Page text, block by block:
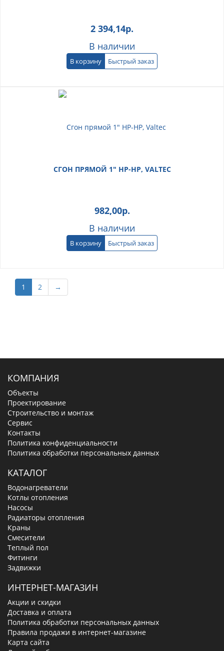
2 394,14р.
В наличии
В корзину Быстрый заказ
СГОН ПРЯМОЙ 1" НР-НР, VALTEC
982,00р.
В наличии
В корзину Быстрый заказ
1 2 →
КОМПАНИЯ
Объекты
Проектирование
Строительство и монтаж
Сервис
Контакты
Политика конфиденциальности
Политика обработки персональных данных
КАТАЛОГ
Водонагреватели
Котлы отопления
Насосы
Радиаторы отопления
Краны
Смесители
Теплый пол
Фитинги
Задвижки
ИНТЕРНЕТ-МАГАЗИН
Акции и скидки
Доставка и оплата
Политика обработки персональных данных
Правила продажи в интернет-магазине
Карта сайта